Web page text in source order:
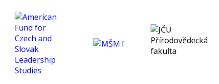
much deeper insight into
psychology. Thank you for
being an exceptional tutor